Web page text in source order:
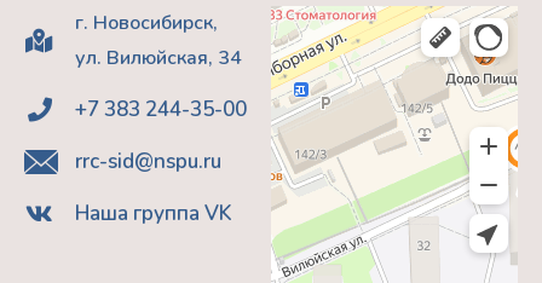
г. Новосибирск,
ул. Вилюйская, 34
+7 383 244-35-00
rrc-sid@nspu.ru
Наша группа VK